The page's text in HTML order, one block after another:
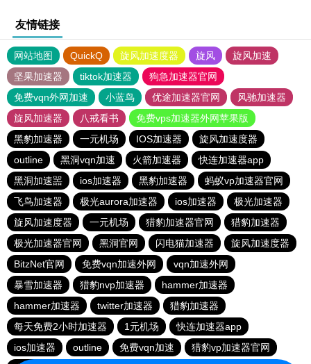
友情链接
网站地图 QuickQ 旋风加速度器 旋风
旋风加速
坚果加速器
tiktok加速器
狗急加速器官网
免费vqn外网加速
小蓝鸟 优途加速器官网
风驰加速器
旋风加速器
八戒看书
免费vps加速器外网苹果版
黑豹加速器
一元机场 IOS加速器
旋风加速度器
outline
黑洞vqn加速 火箭加速器
快连加速器app
黑洞加速噐
ios加速器 黑豹加速器
蚂蚁vp加速器官网
飞鸟加速器
极光aurora加速器 ios加速器
极光加速器
旋风加速度器
一元机场 猎豹加速器官网
猎豹加速器
极光加速器官网
黑洞官网 闪电猫加速器
旋风加速度器
BitzNet官网
免费vqn加速外网
vqn加速外网
暴雪加速器
猎豹nvp加速器
hammer加速器
hammer加速器
twitter加速器
猎豹加速器
每天免费2小时加速器
1元机场
快连加速器app
ios加速器
outline 免费vqn加速
猎豹vp加速器官网